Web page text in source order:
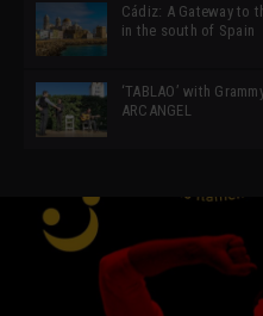
Cádiz: A Gateway to
in the south of Spain
‘TABLAO’ with
ARCANGEL